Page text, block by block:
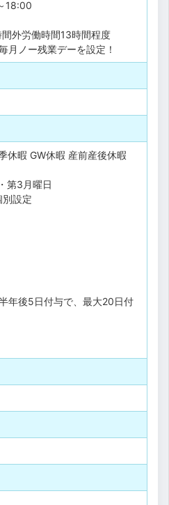
18:00
外労働時間13時間程度
月ノー残業デーを設定！
休暇 GW休暇 産前産後休暇
第3月曜日
設定
年後5日付与で、最大20日付